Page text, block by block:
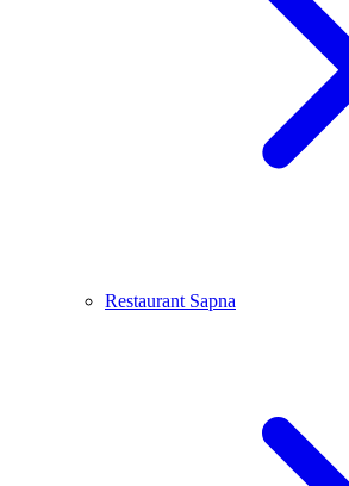
Restaurant Sapna